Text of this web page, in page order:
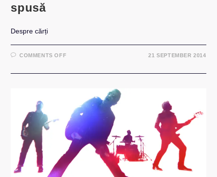
spusă
Despre cărți
COMMENTS OFFON
O
21 SEPTEMBER 2014